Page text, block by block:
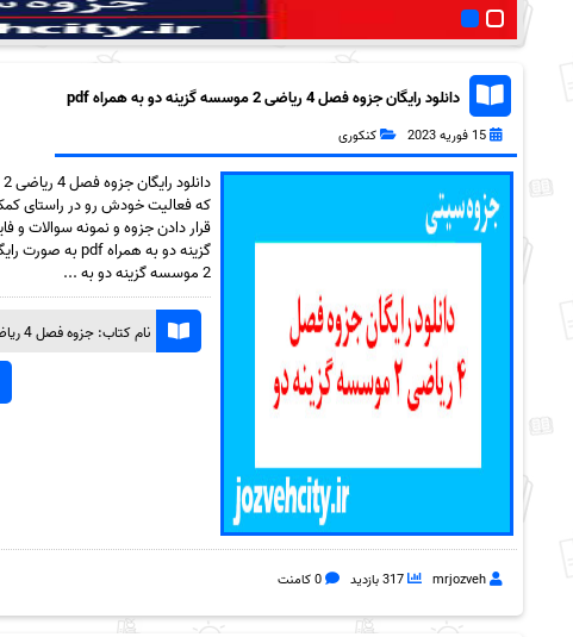
دانلود رایگان جزوه فصل 4 ریاضی 2 موسسه گزینه دو به همراه pdf
15 فوریه 2023 کنکوری
که فعالیت خودش رو در راستای
2 موسسه گزینه دو به ...
نام کتاب: جزوه فصل 4 ریاضی 2 موسسه گزینه دو
mrjozveh 317 بازدید 0 کامنت